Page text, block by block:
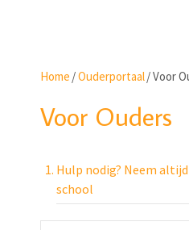
Home /Ouderportaal/Voor
Voor Ouders
Hulp nodig? Neem
school